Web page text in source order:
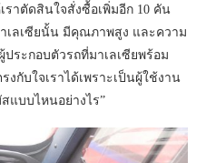
าตัดสินใจสั่งซื้อเพิ่มอีก 10 คัน
เลเซียนั้น มีคุณภาพสูง และความ
ระกอบตัวรถที่มาเลเซียพร้อม
งกับใจเราได้เพราะเป็นผู้ใช้งาน
แบบไหนอย่างไร”